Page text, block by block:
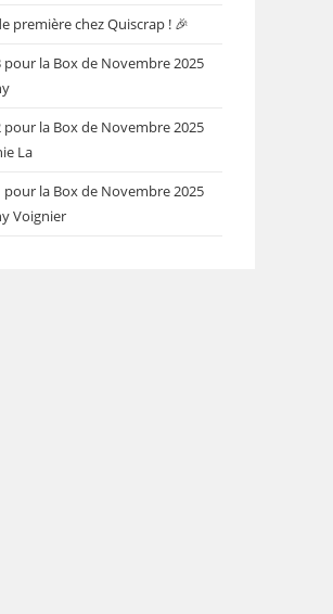
première chez Quiscrap ! 🎉
pour la Box de Novembre 2025
pour la Box de Novembre 2025
La
pour la Box de Novembre 2025
Voignier